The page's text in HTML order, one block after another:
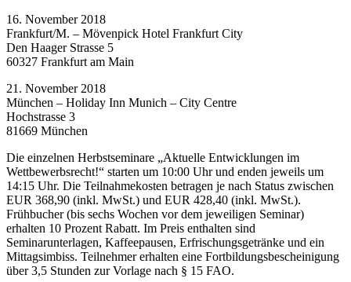
16. November 2018
Frankfurt/M. – Mövenpick Hotel Frankfurt City
Den Haager Strasse 5
60327 Frankfurt am Main
21. November 2018
München – Holiday Inn Munich – City Centre
Hochstrasse 3
81669 München
Die einzelnen Herbstseminare „Aktuelle Entwicklungen im
Wettbewerbsrecht!“ starten um 10:00 Uhr und enden jeweils um
14:15 Uhr. Die Teilnahmekosten betragen je nach Status zwischen
EUR 368,90 (inkl. MwSt.) und EUR 428,40 (inkl. MwSt.).
Frühbucher (bis sechs Wochen vor dem jeweiligen Seminar)
erhalten 10 Prozent Rabatt. Im Preis enthalten sind
Seminarunterlagen, Kaffeepausen, Erfrischungsgetränke und ein
Mittagsimbiss. Teilnehmer erhalten eine Fortbildungsbescheinigung
über 3,5 Stunden zur Vorlage nach § 15 FAO.